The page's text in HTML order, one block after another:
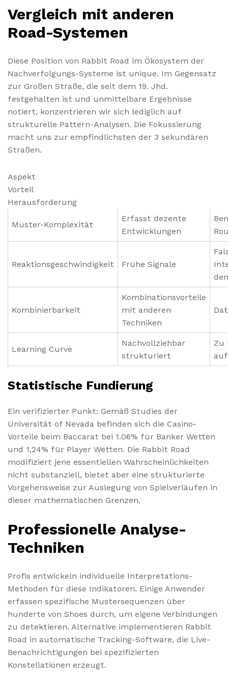
Vergleich mit anderen
Road-Systemen
Diese Position von Rabbit Road im Ökosystem der
Nachverfolgungs-Systeme ist unique. Im Gegensatz
zur Großen Straße, die seit dem 19. Jhd.
festgehalten ist und unmittelbare Ergebnisse
notiert, konzentrieren wir sich lediglich auf
strukturelle Pattern-Analysen. Die Fokussierung
macht uns zur empfindlichsten der 3 sekundären
Straßen.
Aspekt
Vorteil
Herausforderung
Muster-Komplexität
Erfasst dezente
Entwicklungen
Reaktionsgeschwindigkeit Frühe Signale
Kombinierbarkeit
Kombinationsvorteile
mit anderen
Techniken
Learning Curve
Nachvollziehbar
strukturiert
Zu
Statistische Fundierung
Ein verifizierter Punkt: Gemäß Studies der
Universität of Nevada befinden sich die Casino-
Vorteile beim Baccarat bei 1.06% für Banker Wetten
und 1,24% für Player Wetten. Die Rabbit Road
modifiziert jene essentiellen Wahrscheinlichkeiten
nicht substanziell, bietet aber eine strukturierte
Vorgehensweise zur Auslegung von Spielverläufen in
dieser mathematischen Grenzen.
Professionelle Analyse-
Techniken
Profis entwickeln individuelle Interpretations-
Methoden für diese Indikatoren. Einige Anwender
erfassen spezifische Mustersequenzen über
hunderte von Shoes durch, um eigene Verbindungen
zu detektieren. Alternative implementieren Rabbit
Road in automatische Tracking-Software, die Live-
Benachrichtigungen bei spezifizierten
Konstellationen erzeugt.